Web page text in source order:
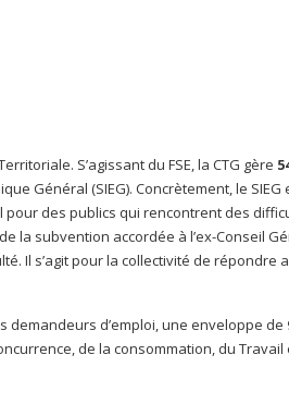
S’agissant du FSE, la CTG gère
Général (SIEG). Concrètement, le
des publics qui rencontrent des
la subvention accordée à l’ex-Conseil
Il s’agit pour la collectivité de répondre
demandeurs d’emploi, une enveloppe de
de la consommation, du Travail